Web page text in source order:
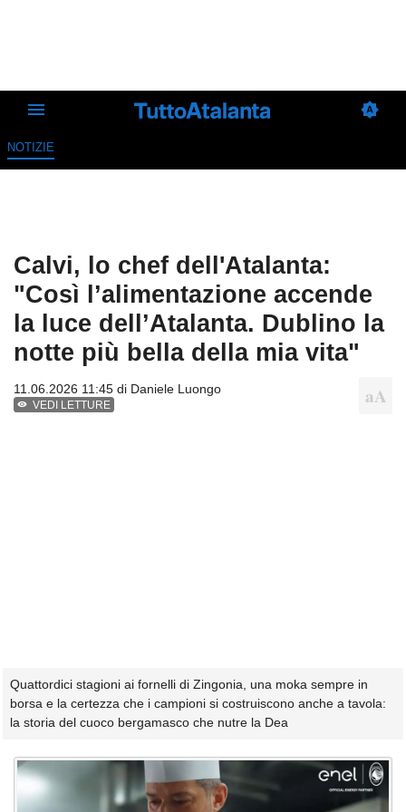
NOTIZIE
Calvi, lo chef dell'Atalanta:
"Così l’alimentazione accende
la luce dell’Atalanta. Dublino la
notte più bella della mia vita"
11.06.2026 11:45 di Daniele Luongo
VEDI LETTURE
Quattordici stagioni ai fornelli di Zingonia, una moka sempre in
borsa e la certezza che i campioni si costruiscono anche a tavola:
la storia del cuoco bergamasco che nutre la Dea